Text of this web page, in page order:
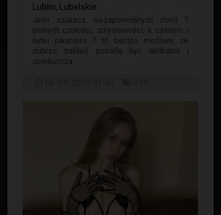
Lublin, Lubelskie
Jeśli szukasz niezapomnianych chwil ?
pełnych czułości, zmysłowości, a czasem i
nutki pikanterii ? to bardzo możliwe, że
dobrze trafiłeś. potrafię być delikatna i
opiekuńcza...